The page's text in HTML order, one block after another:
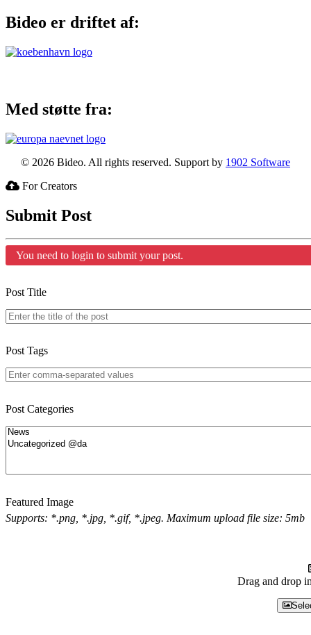
Bideo er driftet af:
Med støtte fra:
© 2026 Bideo. All rights reserved. Support by 1902 Software
For Creators
Submit Post
You need to login to submit your post.
Post Title
Post Tags
Post Categories
Featured Image
Supports: *.png, *.jpg, *.gif, *.jpeg. Maximum upload file size: 5mb
Drag and drop